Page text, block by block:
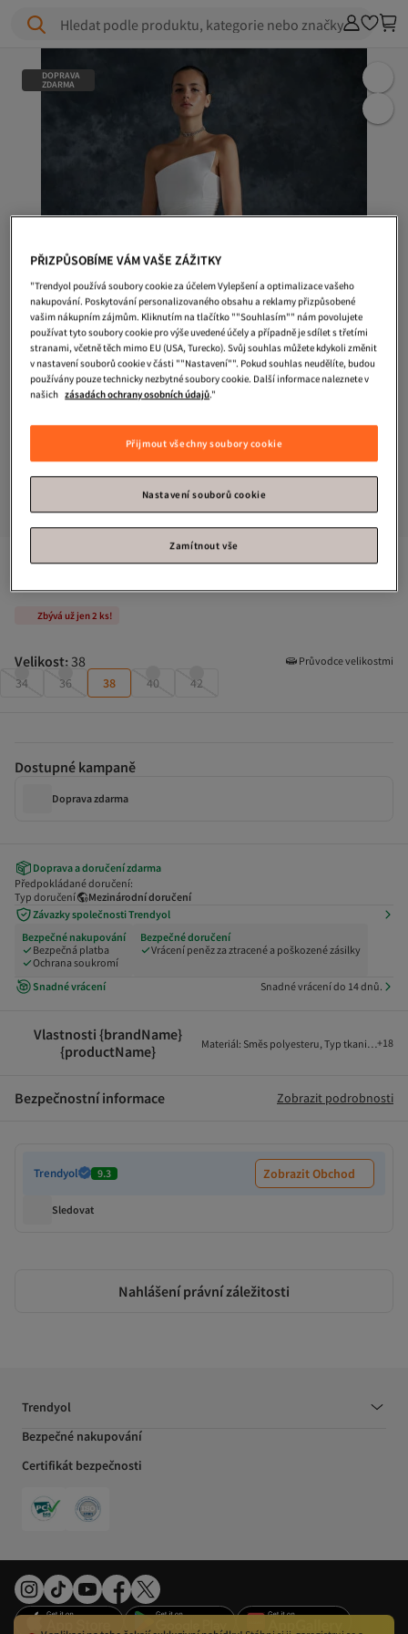
Hledat podle produktu, kategorie nebo značky
DOPRAVA
ZDARMA
Trendyol CollectionBílé tkané večerní šaty a šaty na promoci
Zbývá už jen 2 ks!
Velikost:38 Průvodce velikostmi
34 36 38 40 42
Dostupné kampaně
Doprava zdarma
Doprava a doručení zdarma
Předpokládané doručení:
Typ doručení
Mezinárodní doručení
Závazky společnosti Trendyol
Bezpečné nakupování
Bezpečná platba
Ochrana soukromí
Bezpečné doručení
Vrácení peněz za ztracené a poškozené zásilky
Snadné vrácení Snadné vrácení do 14 dnů.
Vlastnosti {brandName}
{productName}
Materiál: Směs polyesteru,Typ tkaniny:
+18
Bezpečnostní informace Zobrazit podrobnosti
Trendyol 9.3 Zobrazit Obchod
Sledovat
Nahlášení právní záležitosti
Trendyol
Bezpečné nakupování
Certifikát bezpečnosti
PŘIZPŮSOBÍME VÁM VAŠE ZÁŽITKY
"Trendyol používá soubory cookie za účelem Vylepšení a optimalizace vašeho
nakupování. Poskytování personalizovaného obsahu a reklamy přizpůsobené
vašim nákupním zájmům. Kliknutím na tlačítko ""Souhlasím"" nám povolujete
používat tyto soubory cookie pro výše uvedené účely a případně je sdílet s třetími
stranami, včetně těch mimo EU (USA, Turecko). Svůj souhlas můžete kdykoli změnit
v nastavení souborů cookie v části ""Nastavení"". Pokud souhlas neudělíte, budou
používány pouze technicky nezbytné soubory cookie. Další informace naleznete v
našich zásadách ochrany osobních údajů."
Přijmout všechny soubory cookie
Nastavení souborů cookie
Zamítnout vše